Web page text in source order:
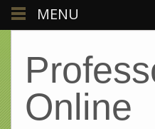
Online
MENU